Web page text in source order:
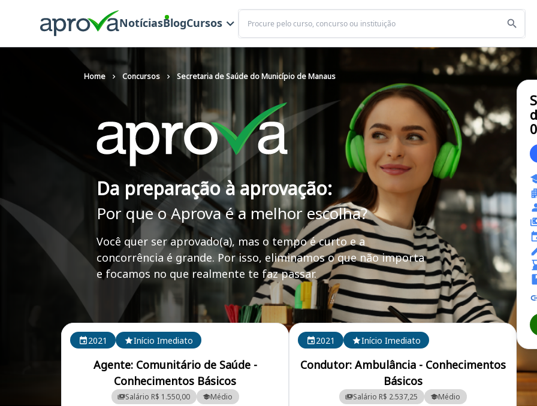
NotíciasBlogCursos
Buscar
Home Concursos Secretaria de Saúde do Município de Manaus
Da preparação à aprovação:
Por que o Aprova é a melhor escolha?
Você quer ser aprovado(a), mas o tempo é curto e a
concorrência é grande. Por isso, eliminamos o que não importa
e focamos no que realmente te faz passar.
Cursos em destaque para passar no concurso SEMSA AM
2021
Início Imediato
Agente: Comunitário de Saúde -
Conhecimentos Básicos
Salário R$ 1.550,00 Médio
2021 Início Imediato
Condutor: Ambulância - Conhecimentos
Básicos
Salário R$ 2.537,25 Médio